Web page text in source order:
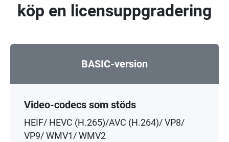
köp en licensuppgradering
BASIC-version
Video-codecs som stöds
HEIF/ HEVC (H.265)/AVC (H.264)/ VP8/
VP9/ WMV1/ WMV2